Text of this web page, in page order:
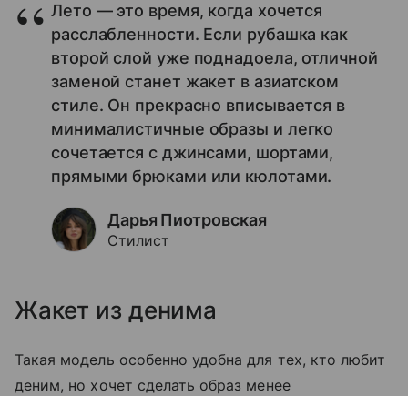
Лето — это время, когда хочется
расслабленности. Если рубашка как
второй слой уже поднадоела, отличной
заменой станет жакет в азиатском
стиле. Он прекрасно вписывается в
минималистичные образы и легко
сочетается с джинсами, шортами,
прямыми брюками или кюлотами.
Дарья Пиотровская
Стилист
Жакет из денима
Такая модель особенно удобна для тех, кто любит
деним, но хочет сделать образ менее